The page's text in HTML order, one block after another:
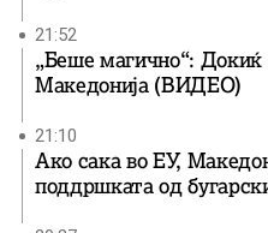
21:52
„Беше магично“: Докиќ
Македонија (ВИДЕО)
21:10
Ако сака во ЕУ,
поддршката од